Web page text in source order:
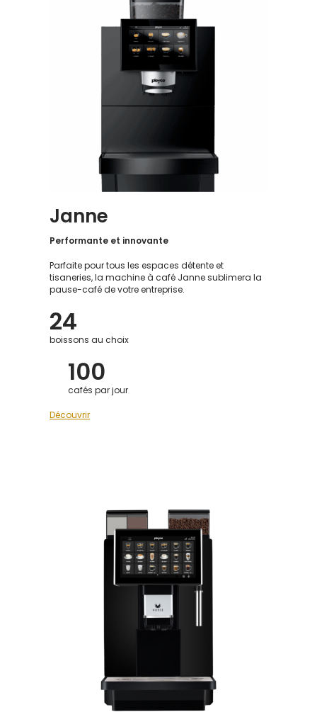
Janne
Performante et innovante
Parfaite pour tous les espaces détente et
tisaneries, la machine à café Janne sublimera la
pause-café de votre entreprise.
24
boissons au choix
100
cafés par jour
Découvrir